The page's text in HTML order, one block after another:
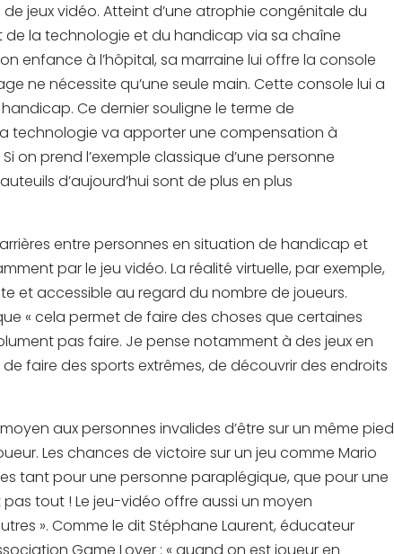
jeux vidéo. Atteint d’une atrophie congénitale du
de la technologie et du handicap via sa chaîne
enfance à l’hôpital, sa marraine lui offre la console
ne nécessite qu’une seule main. Cette console lui a
Ce dernier souligne le terme de
technologie va apporter une compensation à
on prend l’exemple classique d’une personne
d’aujourd’hui sont de plus en plus
entre personnes en situation de handicap et
par le jeu vidéo. La réalité virtuelle, par exemple,
et accessible au regard du nombre de joueurs.
« cela permet de faire des choses que certaines
pas faire. Je pense notamment à des jeux en
faire des sports extrêmes, de découvrir des endroits
aux personnes invalides d’être sur un même pied
Les chances de victoire sur un jeu comme Mario
tant pour une personne paraplégique, que pour une
pas tout ! Le jeu-vidéo offre aussi un moyen
». Comme le dit Stéphane Laurent, éducateur